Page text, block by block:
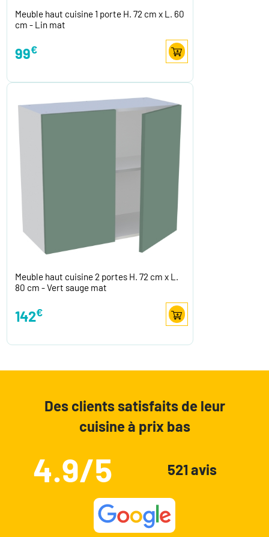
Meuble haut cuisine 1 porte H. 72 cm x L. 60
cm - Lin mat
99€
Meuble haut cuisine 2 portes H. 72 cm x L.
80 cm - Vert sauge mat
142€
Des clients satisfaits de leur
cuisine à prix bas
4.9/5 521 avis